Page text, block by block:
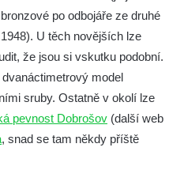
po odbojáře ze druhé
U těch novějších lze
že jsou si vskutku podobní.
model
sruby. Ostatně v okolí lze
pevnost Dobrošov (další web
, snad se tam někdy příště